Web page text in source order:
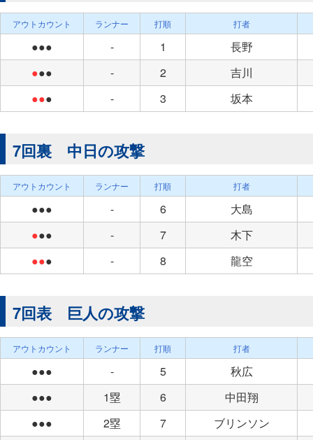
アウトカウント ランナー 打順 打者
●●● - 1
長野
●●● - 2
吉川
●●● - 3 坂本
7回裏 中日の攻撃
アウトカウント ランナー 打順 打者
●●● - 6
大島
●●● - 7
木下
●●● - 8 龍空
7回表 巨人の攻撃
アウトカウント ランナー 打順 打者
●●● - 5
秋広
●●●
1塁 6
中田翔
●●●
2塁 7
ブリンソン